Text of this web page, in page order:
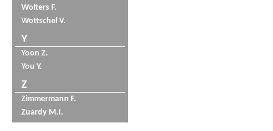
Wolters F.
Wottschel V.
Y
Yoon Z.
You Y.
Z
Zimmermann F.
Zuardy M.I.